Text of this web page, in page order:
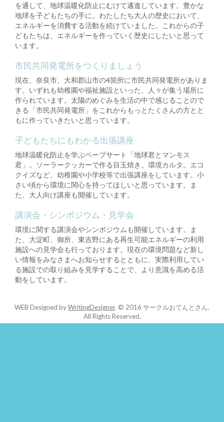
を通して、地球温暖化防止にむけて邁進しています。豊かな
地球を子どもたちの手に。わたしたち大人の歴史において、
エネルギーを消費する活動を続けていました。これからの子
どもたちは、エネルギーを作っていく歴史にしたいと思って
います。
市民共同発電所をつくりましょう
現在、奈良市、大和郡山市の4箇所に市民共同発電所がありま
す。いずれも幼稚園や福祉施設といった、人々が集う場所に
作られています。太陽のめぐみを生活の中で感じることので
きる「市民共同発電所」をこれからもっとたくさんの方とと
もに作っていきたいと思っています。
子どもたちにもわかる出張講座
地球温暖化防止を学ぶペープサート「地球君とマンモス
君」。ソーラークッカーで作る目玉焼き。環境カルタ。エコ
クイズなど。幼稚園や小学校等で出張講座をしています。小
さい頃から環境に関心を持ってほしいと思っています。ま
た、大人向け講座も開催しています。
講演会・シンポジウム・見学会
環境に関する講演会やシンポジウムも開催しています。ま
た、大淀町、御所、東吉野にある再生可能エネルギーの利用
施設への見学会も行っております。現在の環境問題など新し
い情報をみなさまへお知らせするとともに、実際利用してい
る施設での取り組みを見学することで、より意識を高める活
動をしています。
WEB Designed byWritingDesigner. © 2016 サークルおてんとさん.
All Rights Reserved.